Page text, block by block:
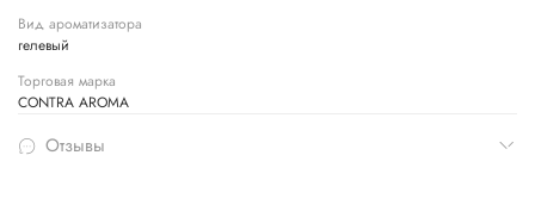
Вид ароматизатора
гелевый
Торговая марка
CONTRA AROMA
Отзывы